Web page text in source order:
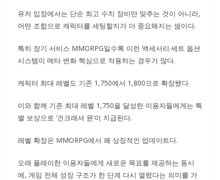
유저 입장에서는 단순 최고 수치 장비만 맞추는 것이 아니라,
어떤 조합으로 캐릭터를 세팅할지가 더 중요해지는 셈이다.
특히 장기 서비스 MMORPG일수록 이런 액세서리·세트 옵션
시스템이 메타 변화 핵심으로 작용하는 경우가 많다.
캐릭터 최대 레벨도 기존 1,750에서 1,800으로 확장됐다.
이와 함께 기존 최대 레벨 1,750을 달성한 이용자들에게는 특
별 보상으로 ‘건크래셔 뮨’이 지급된다.
레벨 확장은 MMORPG에서 꽤 상징적인 업데이트다.
오래 플레이한 이용자들에게 새로운 목표를 제공하는 동시
에, 게임 전체 성장 구조가 한 단계 다시 열렸다는 의미를 가